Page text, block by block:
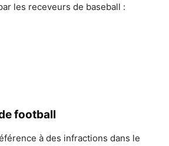
les receveurs de baseball :
football
à des infractions dans le